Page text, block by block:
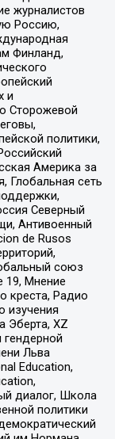
журналистов
Россию,
Финланд,
и
Сторожевой
политики,
Америка за
Глобальная сеть
Северный
Антивоенный
de Rusos
союз
19, Мнение
креста, Радио
изучения
Эберта, XZ
Льва
Education,
диалог, Школа
политики